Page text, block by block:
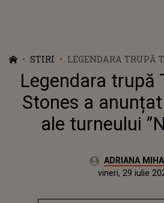
STIRI
LEGENDARA TRUPĂ
A ANUNȚAT NOILE
”NO FILTER”
Legendara trupă
Stones a
ale turneului
Autor:ADRIANA
Actualizat:
vineri, 29 iulie